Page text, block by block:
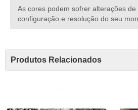
As cores podem sofrer alterações de
configuração e resolução do seu
Produtos Relacionados